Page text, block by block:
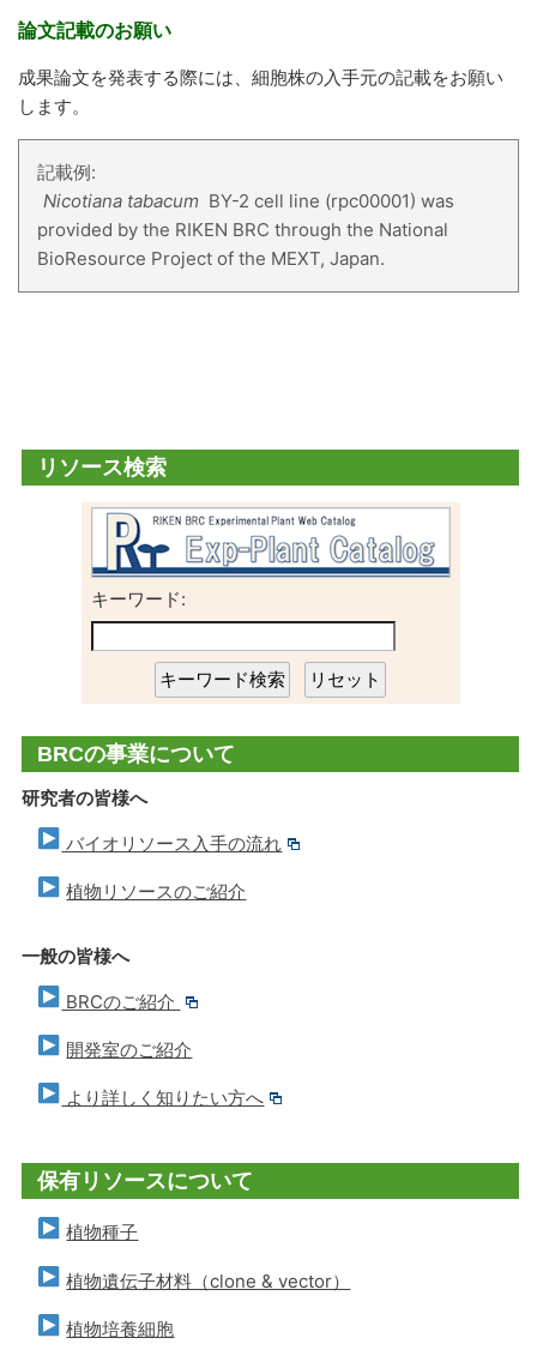
論文記載のお願い
成果論文を発表する際には、細胞株の入手元の記載をお願い
します。
記載例:
Nicotiana tabacum BY-2 cell line (rpc00001) was
provided by the RIKEN BRC through the National
BioResource Project of the MEXT, Japan.
リソース検索
キーワード:
BRCの事業について
研究者の皆様へ
バイオリソース入手の流れ
植物リソースのご紹介
一般の皆様へ
BRCのご紹介
開発室のご紹介
より詳しく知りたい方へ
保有リソースについて
植物種子
植物遺伝子材料（clone & vector）
植物培養細胞